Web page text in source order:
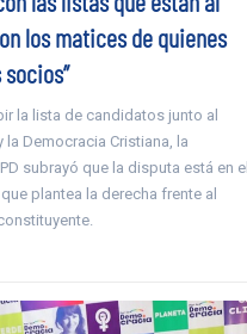
los matices de quienes
la lista de candidatos junto al
la Democracia Cristiana, la
subrayó que la disputa está en el
plantea la derecha frente al